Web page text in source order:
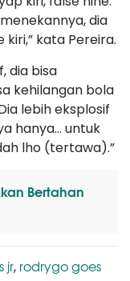
dia
kata Pereira.
dia bisa
kehilangan bola
lebih eksplosif
hanya… untuk
lho (tertawa).”
Bertahan
jr, rodrygo goes